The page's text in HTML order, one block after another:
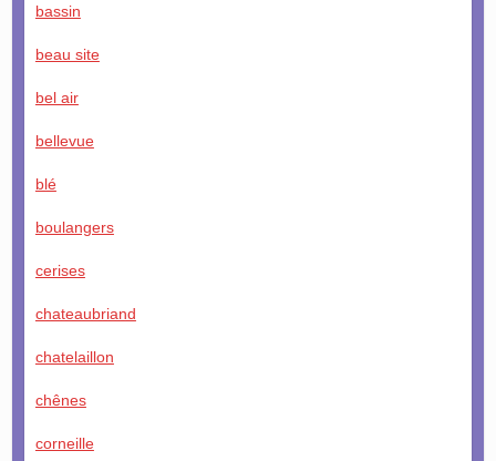
bassin
beau site
bel air
bellevue
blé
boulangers
cerises
chateaubriand
chatelaillon
chênes
corneille